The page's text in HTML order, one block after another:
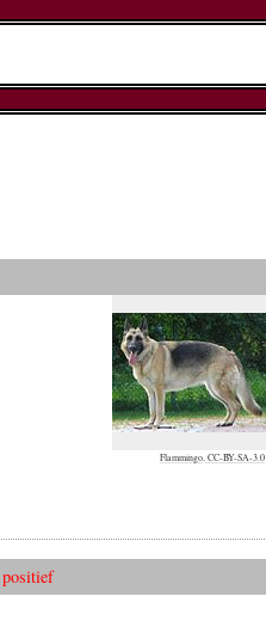
Flammingo, CC-BY-SA-3.0
positief